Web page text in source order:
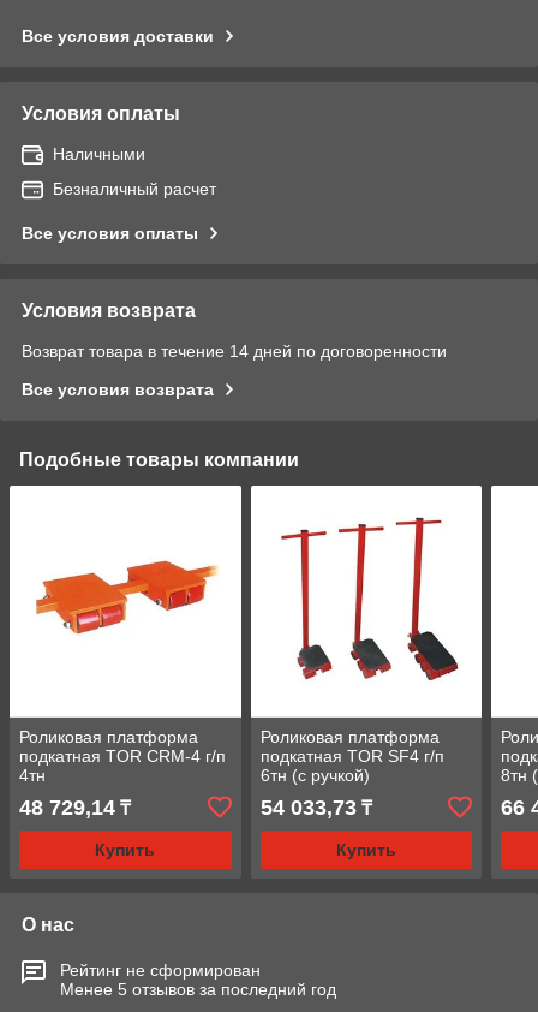
Все условия доставки
Условия оплаты
Наличными
Безналичный расчет
Все условия оплаты
Условия возврата
Возврат товара в течение 14 дней по договоренности
Все условия возврата
Подобные товары компании
Роликовая платформа
подкатная TOR CRM-4 г/п
4тн
48 729,14 ₸
Купить
Роликовая платформа
подкатная TOR SF4 г/п
6тн (с ручкой)
54 033,73₸
Купить
8тн
66
О нас
Рейтинг не сформирован
Менее 5 отзывов за последний год